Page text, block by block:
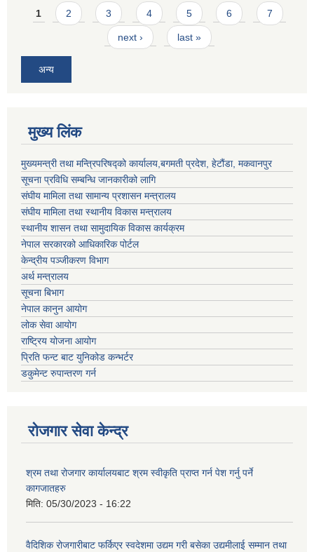
Pages
1 2 3 4 5 6 7
next › last »
अन्य
मुख्य लिंक
मुख्यमन्त्री तथा मन्त्रिपरिषद्को कार्यालय,बगमती प्रदेश, हेटौंडा, मकवानपुर
सूचना प्रविधि सम्बन्धि जानकारीको लागि
संघीय मामिला तथा सामान्य प्रशासन मन्त्रालय
संघीय मामिला तथा स्थानीय विकास मन्त्रालय
स्थानीय शासन तथा सामुदायिक विकास कार्यक्रम
नेपाल सरकारको आधिकारिक पोर्टल
केन्द्रीय पञ्जीकरण विभाग
अर्थ मन्त्रालय
सूचना बिभाग
नेपाल कानुन आयोग
लोक सेवा आयोग
राष्ट्रिय योजना आयोग
प्रिति फन्ट बाट युनिकोड कन्भर्टर
डकुमेन्ट रुपान्तरण गर्न
रोजगार सेवा केन्द्र
श्रम तथा रोजगार कार्यालयबाट श्रम स्वीकृति प्राप्त गर्न पेश गर्नु पर्ने
कागजातहरु
मिति: 05/30/2023 - 16:22
वैदिशिक रोजगारीबाट फर्किएर स्वदेशमा उद्यम गरी बसेका उद्यमीलाई सम्मान तथा